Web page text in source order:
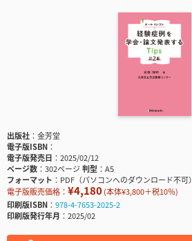
出版社
金芳堂
電子版ISBN
電子版発売日
2025/02/12
ページ数
302ページ判型
A5
フォーマット
PDF（パソコンへのダウンロード不可）
電子版販売価格： ¥4,180(本体¥3,800＋税10％)
印刷版ISBN
978-4-7653-2025-2
印刷版発行年月
2025/02